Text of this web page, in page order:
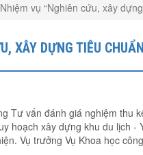
vụ “Nghiên cứu, xây
XÂY DỰNG TIÊU
Tư vấn đánh giá nghiệm thu
hoạch xây dựng khu du lịch -
Vụ trưởng Vụ Khoa học